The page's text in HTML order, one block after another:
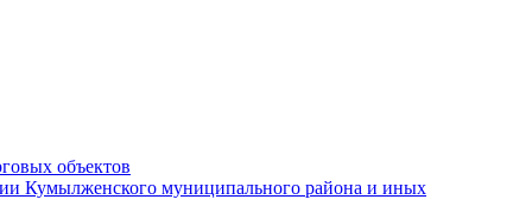
объектов
Кумылженского муниципального района и иных